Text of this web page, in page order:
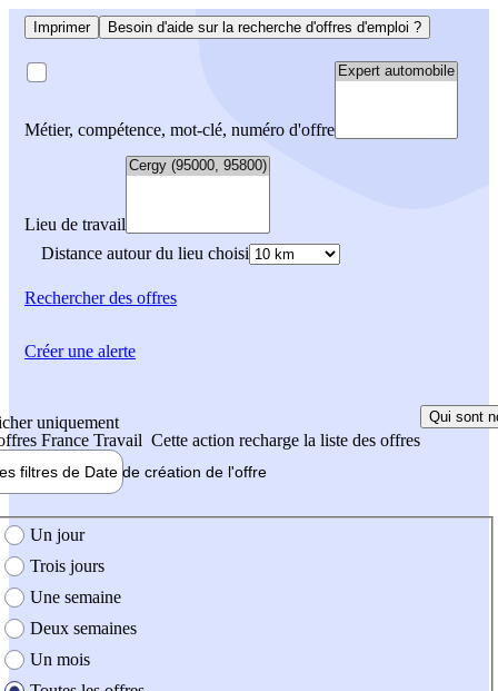
Imprimer Besoin d'aide sur la recherche d'offres d'emploi ?
Métier, compétence, mot-clé, numéro d'offre
Lieu de travail
Distance autour du lieu choisi
Rechercherdes offres
uniquement
France Travail Cette action recharge la liste des offres
Qui sont
filtres de Date de création de l'offre
création de l'offre
Un jour
Trois jours
Une semaine
Deux semaines
Un mois
Créer une alerte